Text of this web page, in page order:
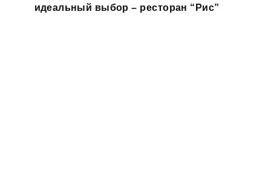
идеальный выбор – ресторан “Рис”